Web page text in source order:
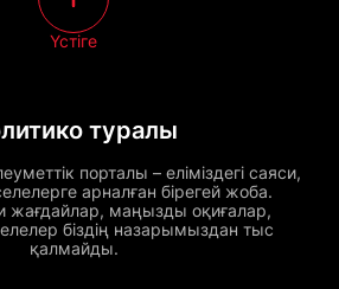
туралы
порталы – еліміздегі саяси,
арналған бірегей жоба.
жағдайлар, маңызды оқиғалар,
біздің назарымыздан тыс
қалмайды.
Үстіге